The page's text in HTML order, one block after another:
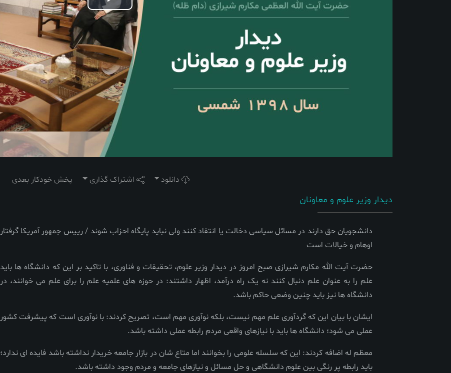
Play
Video
دانلود اشتراک گذاری پخش خودکار بعدی
دیدار وزیر علوم و معاونان
دانشجویان حق دارند در مسائل سیاسی دخالت یا انتقاد کنند ولی نباید پایگاه احزاب شوند / رییس جمهور آمریکا گرفتار
اوهام و خیالات است
حضرت آیت الله مکارم شیرازی صبح امروز در دیدار وزیر علوم، تحقیقات و فناوری، با تاکید بر این که دانشگاه ها باید
علم را به عنوان علم دنبال کنند نه یک راه درآمد، اظهار داشتند: در حوزه های علمیه علم را برای علم می خوانند، در
دانشگاه ها نیز باید چنین وضعی حاکم باشد.
ایشان با بیان این که گردآوری علم مهم نیست، بلکه نوآوری مهم است، تصریح کردند: با نوآوری است که پیشرفت کشور
عملی می شود؛ دانشگاه ها باید با نیازهای واقعی مردم رابطه عملی داشته باشد.
معظم له اضافه کردند: این که سلسله علومی را بخوانند اما متاع شان در بازار جامعه خریدار نداشته باشد فایده ای ندارد؛
باید رابطه پر رنگی بین علوم دانشگاهی و حل مسائل و نیازهای جامعه و مردم وجود داشته باشد.